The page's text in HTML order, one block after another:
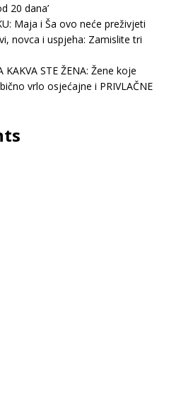
20 dana’
Maja i Ša ovo neće preživjeti
novca i uspjeha: Zamislite tri
KAKVA STE ŽENA: Žene koje
vrlo osjećajne i PRIVLAČNE